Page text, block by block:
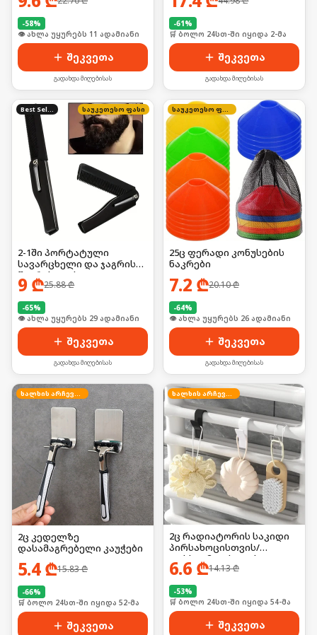
-58%
🛒 ბოლო 24სთ-ში იყიდა 19-მა
შეკვეთა
გადახდა მიღებისას
-61%
🛒 ბოლო 24სთ-ში იყიდა 2-მა
შეკვეთა
გადახდა მიღებისას
Best Seller საუკეთესო ფასი
2-1ში პორტატული
სავარცხელი და ჯაგრისი ,
წვერისთვის და
თმისთვის
9 ₾25.88₾
-65%
🛒 ბოლო 24სთ-ში იყიდა 38-მა
შეკვეთა
გადახდა მიღებისას
საუკეთესო ფასი
25ც ფერადი კონუსების
ნაკრები
7.2 ₾20.10₾
-64%
🛒 ბოლო 24სთ-ში იყიდა 34-მა
შეკვეთა
გადახდა მიღებისას
ხალხის არჩევანი
2ც კედელზე
დასამაგრებელი კაუჭები
5.4₾15.83₾
-66%
🛒 ბოლო 24სთ-ში იყიდა 52-მა
შეკვეთა
ხალხის არჩევანი
2ც რადიატორის საკიდი
პირსახოცისთვის/
ფეხსაცმლისთვის
6.6 ₾14.13₾
-53%
🛒 ბოლო 24სთ-ში იყიდა 54-მა
შეკვეთა